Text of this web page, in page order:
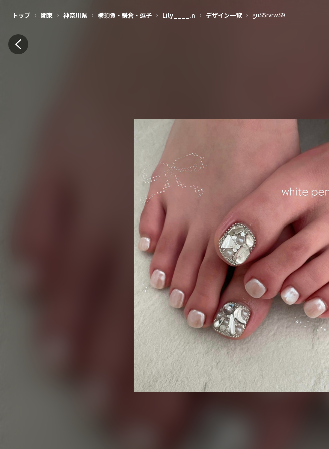
トップ › 関東 › 神奈川県 › 横須賀・鎌倉・逗子 › Lily____.n › デザイン一覧 › guS5rvrwS9